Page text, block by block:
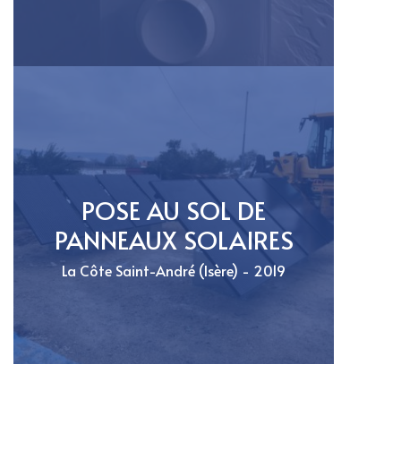
POSE AU SOL DE
PANNEAUX SOLAIRES
La Côte Saint-André (Isère) - 2019